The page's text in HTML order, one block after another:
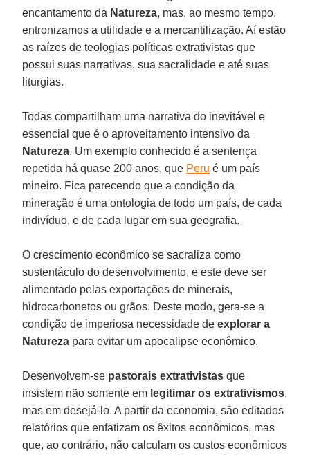
encantamento da Natureza, mas, ao mesmo tempo,
entronizamos a utilidade e a mercantilização. Aí estão
as raízes de teologias políticas extrativistas que
possui suas narrativas, sua sacralidade e até suas
liturgias.
Todas compartilham uma narrativa do inevitável e
essencial que é o aproveitamento intensivo da
Natureza. Um exemplo conhecido é a sentença
repetida há quase 200 anos, que Peru é um país
mineiro. Fica parecendo que a condição da
mineração é uma ontologia de todo um país, de cada
indivíduo, e de cada lugar em sua geografia.
O crescimento econômico se sacraliza como
sustentáculo do desenvolvimento, e este deve ser
alimentado pelas exportações de minerais,
hidrocarbonetos ou grãos. Deste modo, gera-se a
condição de imperiosa necessidade deexplorar a
Natureza para evitar um apocalipse econômico.
Desenvolvem-se pastorais extrativistas que
insistem não somente em legitimar os extrativismos,
mas em desejá-lo. A partir da economia, são editados
relatórios que enfatizam os êxitos econômicos, mas
que, ao contrário, não calculam os custos econômicos